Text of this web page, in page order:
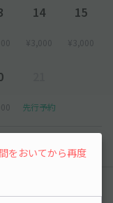
14
¥3,000
15
¥3,000
先行予約
をおいてから再度